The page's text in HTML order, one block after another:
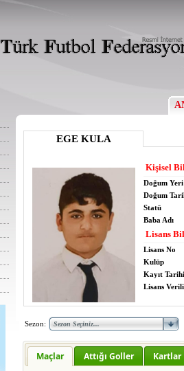
EGE KULA
Kişisel
Doğum Yeri
Doğum
Statü
Baba Adı
Lisans
Lisans No
Kulüp
Kayıt Tarihi
Lisans
Sezon:
Maçlar Attığı Goller Kartlar